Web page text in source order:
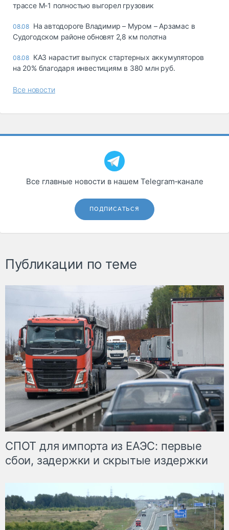
трассе М-1 полностью выгорел грузовик
08.08 На автодороге Владимир – Муром – Арзамас в
Судогодском районе обновят 2,8 км полотна
08.08 КАЗ нарастит выпуск стартерных аккумуляторов
на 20% благодаря инвестициям в 380 млн руб.
Все новости
Все главные новости в нашем Telegram‑канале
ПОДПИСАТЬСЯ
Публикации по теме
СПОТ для импорта из ЕАЭС: первые
сбои, задержки и скрытые издержки